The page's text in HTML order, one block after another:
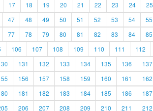
17 18 19 20 21 22 23 24 25
47 48 49 50 51 52 53 54 55
77 78 79 80 81 82 83 84 85
106 107 108 109 110 111 112
131 132 133 134 135 136 137
156 157 158 159 160 161 162
181 182 183 184 185 186 187
206 207 208 209 210 211 212